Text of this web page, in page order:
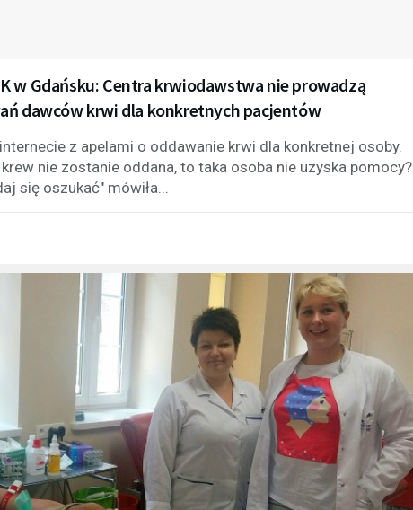
w Gdańsku: Centra krwiodawstwa nie prowadzą
dawców krwi dla konkretnych pacjentów
z apelami o oddawanie krwi dla konkretnej osoby.
nie zostanie oddana, to taka osoba nie uzyska pomocy?
się oszukać" mówiła...